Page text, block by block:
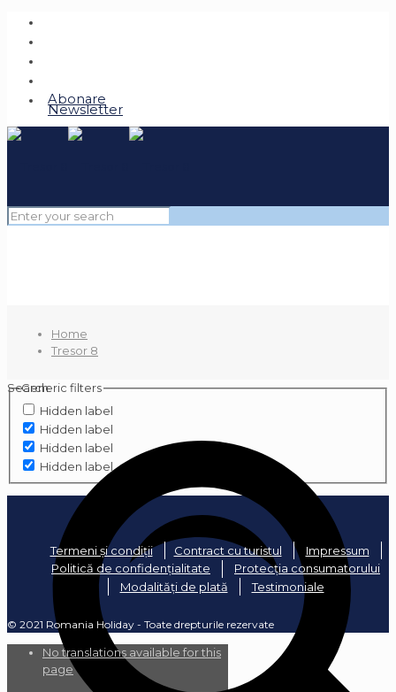
Abonare
Newsletter
Home
Tresor 8
Search
Generic filters
Hidden label
Hidden label
Hidden label
Hidden label
Termeni și condiții Contract cu turistul
Impressum
Politică de confidențialitate
Protecția consumatorului
Modalități de plată
Testimoniale
© 2021 Romania Holiday - Toate drepturile rezervate
No translations available for this
page